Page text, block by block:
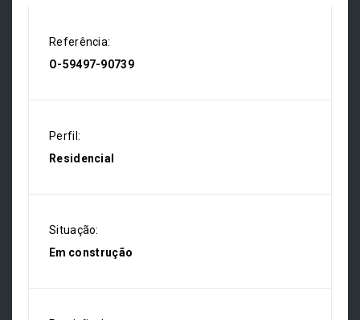
Referência:
O-59497-90739
Perfil:
Residencial
Situação:
Em construção